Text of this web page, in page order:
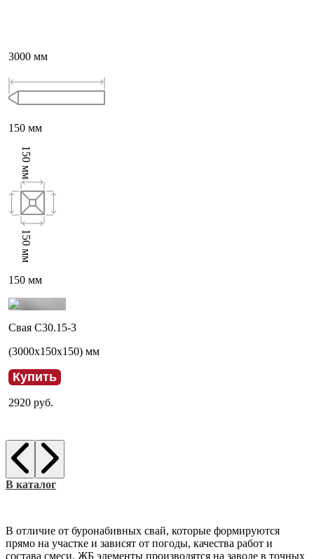
3000 мм
150 мм
150
мм
150
мм
150 мм
Свая С30.15-3
(3000x150x150) мм
Купить
2920 руб.
В каталог
В отличие от буронабивных свай, которые формируются
прямо на участке и зависят от погоды, качества работ и
состава смеси, ЖБ элементы производятся на заводе в точных